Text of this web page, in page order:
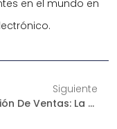
en el mundo en
Siguiente
Predicción De Ventas: La Clave Para Un Comercio Electrónico Eficiente